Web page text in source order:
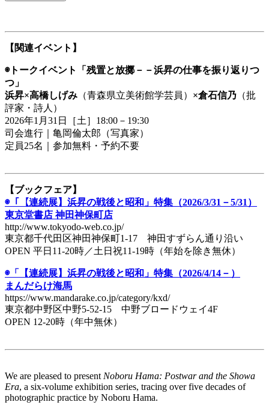
【関連イベント】
◉トークイベント「残置と放擲－－浜昇の仕事を振り返りつ
つ」
浜昇×高橋しげみ （青森県立美術館学芸員） ×倉石信乃 （批
評家・詩人）
2026年1月31日［土］18:00－19:30
司会進行｜亀岡倫太郎（写真家）
定員25名｜参加無料・予約不要
【ブックフェア】
◉「【連続展】浜昇の戦後と昭和」特集（2026/3/31－5/31）
東京堂書店 神田神保町店
http://www.tokyodo-web.co.jp/
東京都千代田区神田神保町1-17 神田すずらん通り沿い
OPEN 平日11-20時／土日祝11-19時（年始を除き無休）
◉「【連続展】浜昇の戦後と昭和」特集（2026/4/14－）
まんだらけ海馬
https://www.mandarake.co.jp/category/kxd/
東京都中野区中野5-52-15 中野ブロードウェイ4F
OPEN 12-20時（年中無休）
We are pleased to present Noboru Hama: Postwar and the Showa
Era, a six-volume exhibition series, tracing over five decades of
photographic practice by Noboru Hama.